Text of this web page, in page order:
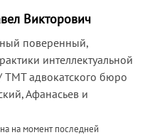
Викторович
поверенный,
интеллектуальной
TMT адвокатского бюро
Афанасьев и
на момент последней